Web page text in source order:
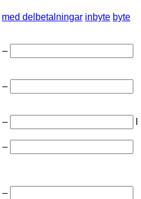
med delbetalningar inbyte byte
–
–
–
–
–